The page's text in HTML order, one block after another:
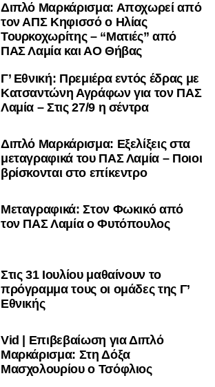
Διπλό Μαρκάρισμα: Αποχωρεί από
τον ΑΠΣ Κηφισσό ο Ηλίας
Τουρκοχωρίτης – “Ματιές” από
ΠΑΣ Λαμία και ΑΟ Θήβας
Γ’ Εθνική: Πρεμιέρα εντός έδρας με
Κατσαντώνη Αγράφων για τον ΠΑΣ
Λαμία – Στις 27/9 η σέντρα
Διπλό Μαρκάρισμα: Εξελίξεις στα
μεταγραφικά του ΠΑΣ Λαμία – Ποιοι
βρίσκονται στο επίκεντρο
Μεταγραφικά: Στον Φωκικό από
τον ΠΑΣ Λαμία ο Φυτόπουλος
Στις 31 Ιουλίου μαθαίνουν το
πρόγραμμα τους οι ομάδες της Γ’
Εθνικής
Vid | Επιβεβαίωση για Διπλό
Μαρκάρισμα: Στη Δόξα
Μασχολουρίου ο Τσόφλιος